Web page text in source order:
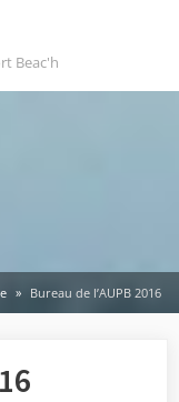
Beac'h
Bureau de l’AUPB 2016